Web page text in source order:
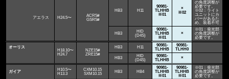
アエラス H24.5〜
ACR5#
GSR5#
HB3 H11
90981-
TLHHB
※01
×
※02
の角度調整が
必要です。
※02：ライト
ユニットにカ
バーがあるた
め、装着不可
HB3
HID
(D4S)
90981-
TLHHB
※01
×
※01：発光部
の角度調整が
必要です。
オーリス
H18.10〜
H24.7
NZE15#
ZRE15#
HB3 H11
90981-
TLHHB
90981-
TLHH0
HB3
HID
(D4S)
90981-
TLHHB
×
ガイア
H10.5〜
H13.3
CXM10.15
SXM10.15
HB3 HB4
90981-
TLHHB
※01
90981-
TLHHB
※01
※01：発光部
の角度調整が
必要です。